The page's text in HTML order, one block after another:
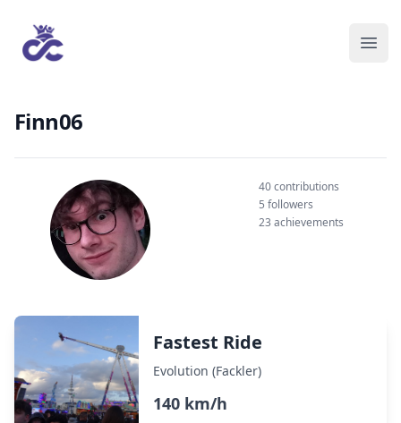
Finn06
40 contributions
5 followers
23 achievements
Fastest Ride
Evolution (Fackler)
140 km/h